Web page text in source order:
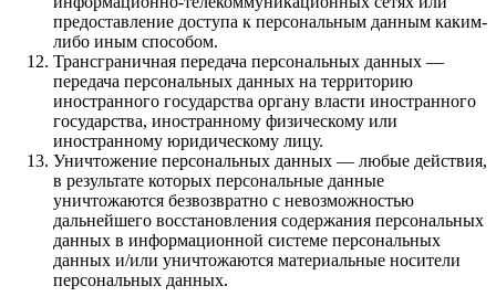
предоставление доступа к персональным данным каким-
либо иным способом.
Трансграничная передача персональных данных —
передача персональных данных на территорию
иностранного государства органу власти иностранного
государства, иностранному физическому или
иностранному юридическому лицу.
Уничтожение персональных данных — любые действия,
в результате которых персональные данные
уничтожаются безвозвратно с невозможностью
дальнейшего восстановления содержания персональных
данных в информационной системе персональных
данных и/или уничтожаются материальные носители
персональных данных.